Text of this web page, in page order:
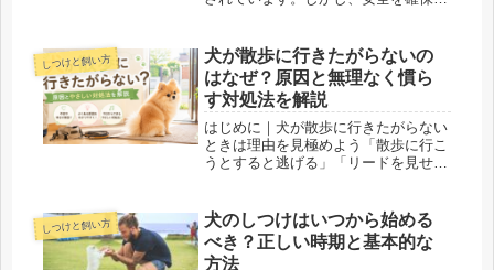
は、犬の水遊びに関する事前に知って
おきたい注意点などのポイントを詳し
く...
しつけと飼い方
犬が散歩に行きたがらないの
はなぜ？原因と無理なく慣ら
す対処法を解説
はじめに｜犬が散歩に行きたがらない
ときは理由を見極めよう「散歩に行こ
うとすると逃げる」「リードを見せる
ると、散歩に行きたがらない様子に悩
むことがあります。犬は散歩が好きな
イ...
しつけと飼い方
犬のしつけはいつから始める
べき？正しい時期と基本的な
方法